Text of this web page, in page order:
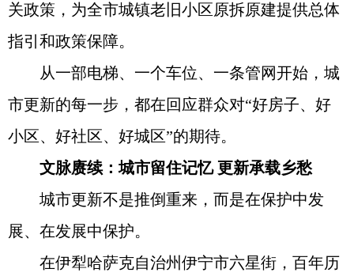
关政策，为全市城镇老旧小区原拆原建提供总体
指引和政策保障。
从一部电梯、一个车位、一条管网开始，城
市更新的每一步，都在回应群众对“好房子、好
小区、好社区、好城区”的期待。
文脉赓续：城市留住记忆 更新承载乡愁
城市更新不是推倒重来，而是在保护中发
展、在发展中保护。
在伊犁哈萨克自治州伊宁市六星街，百年历